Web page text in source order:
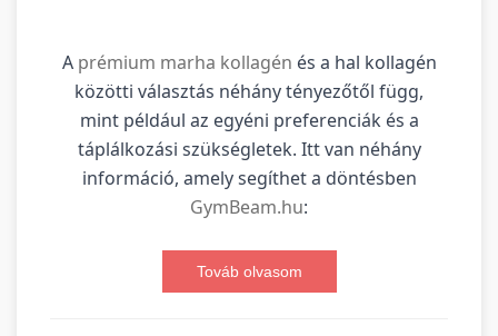
A prémium marha kollagén és a hal kollagén
közötti választás néhány tényezőtől függ,
mint például az egyéni preferenciák és a
táplálkozási szükségletek. Itt van néhány
információ, amely segíthet a döntésben
GymBeam.hu:
Továb olvasom